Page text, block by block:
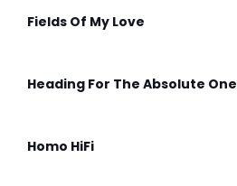
Fields Of My Love
Heading For The Absolute One
Homo HiFi